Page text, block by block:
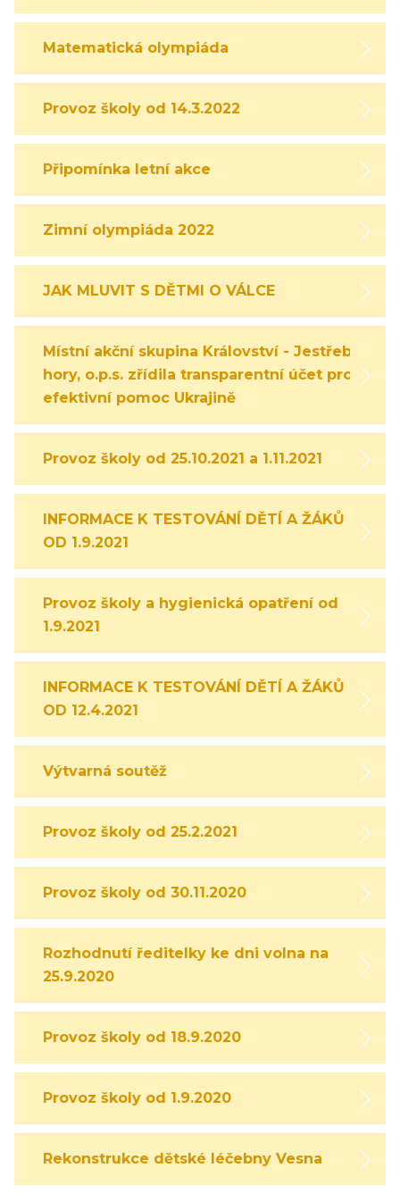
Matematická olympiáda
Provoz školy od 14.3.2022
Připomínka letní akce
Zimní olympiáda 2022
JAK MLUVIT S DĚTMI O VÁLCE
Místní akční skupina Království - Jestřebí
hory, o.p.s. zřídila transparentní účet pro
efektivní pomoc Ukrajině
Provoz školy od 25.10.2021 a 1.11.2021
INFORMACE K TESTOVÁNÍ DĚTÍ A ŽÁKŮ
OD 1.9.2021
Provoz školy a hygienická opatření od
1.9.2021
INFORMACE K TESTOVÁNÍ DĚTÍ A ŽÁKŮ
OD 12.4.2021
Výtvarná soutěž
Provoz školy od 25.2.2021
Provoz školy od 30.11.2020
Rozhodnutí ředitelky ke dni volna na
25.9.2020
Provoz školy od 18.9.2020
Provoz školy od 1.9.2020
Rekonstrukce dětské léčebny Vesna